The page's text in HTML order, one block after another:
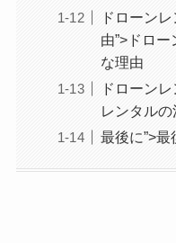
ドローン
由”>ドロ
な理由
ドローン
レンタル
最後に”>最